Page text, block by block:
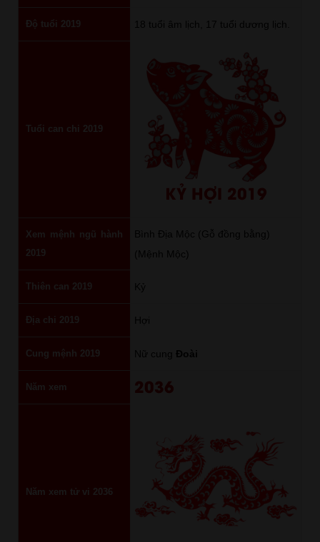
Độ tuổi 2019 18 tuổi âm lịch, 17 tuổi dương lịch.
Tuổi can chi 2019
KỶ HỢI 2019
Xem mệnh ngũ hành
2019
Bình Địa Mộc (Gỗ đồng bằng)
(Mệnh Mộc)
Thiên can 2019 Kỷ
Địa chi 2019 Hợi
Cung mệnh 2019 Nữ cung Đoài
Năm xem 2036
Năm xem tử vi 2036